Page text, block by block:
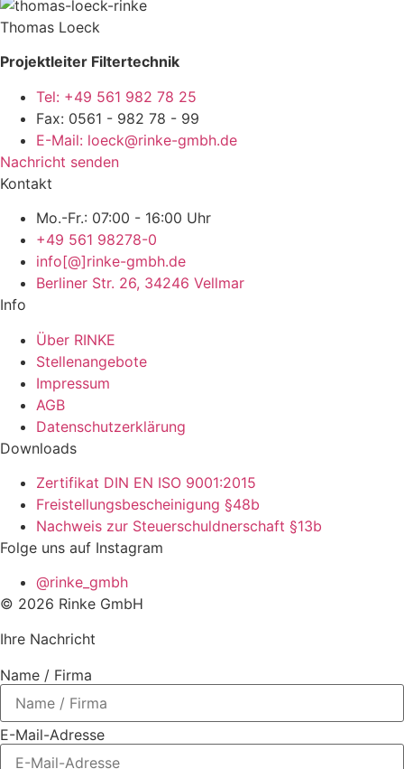
Thomas Loeck
Projektleiter Filtertechnik
Tel: +49 561 982 78 25
Fax: 0561 - 982 78 - 99
E-Mail: loeck@rinke-gmbh.de
Nachricht senden
Kontakt
Mo.-Fr.: 07:00 - 16:00 Uhr
+49 561 98278-0
info[@]rinke-gmbh.de
Berliner Str. 26, 34246 Vellmar
Info
Über RINKE
Stellenangebote
Impressum
AGB
Datenschutzerklärung
Downloads
Zertifikat DIN EN ISO 9001:2015
Freistellungsbescheinigung §48b
Nachweis zur Steuerschuldnerschaft §13b
Folge uns auf Instagram
@rinke_gmbh
© 2026 Rinke GmbH
Ihre Nachricht
Name / Firma
E-Mail-Adresse